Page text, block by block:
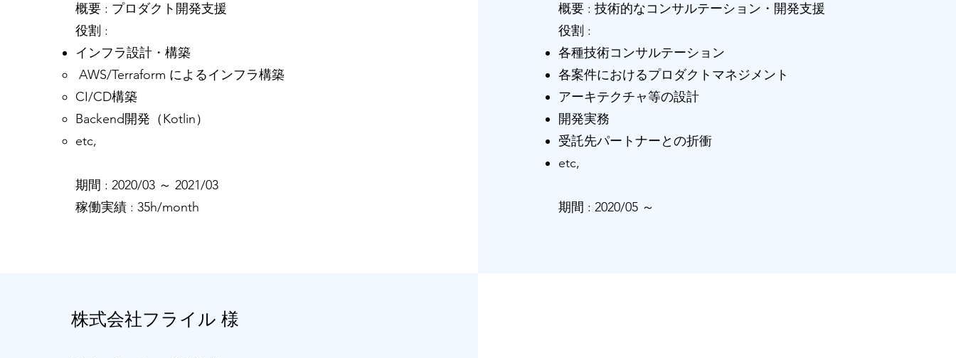
概要 : プロダクト開発支援
役割 :
インフラ設計・構築
AWS/Terraform によるインフラ構築
CI/CD構築
Backend開発（Kotlin）
etc,
​​期間 : 2020/03 ～ 2021/03
​​稼働実績 : 35h/month
概要 : 技術的なコンサルテーション・開発支援
役割 :
各種技術コンサルテーション
各案件におけるプロダクトマネジメント
アーキテクチャ等の設計
開発実務
受託先パートナーとの折衝
etc,
​​期間 : 2020/05 ～
株式会社フライル 様